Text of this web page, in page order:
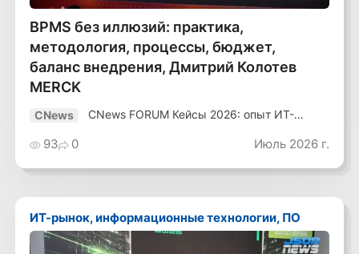
BPMS без иллюзий: практика,
методология, процессы, бюджет,
баланс внедрения, Дмитрий Колотев
MERCK
CNews
CNews FORUM Кейсы 2026: опыт ИТ-
93 0 Июль 2026 г.
ИТ-рынок, информационные технологии, ПО